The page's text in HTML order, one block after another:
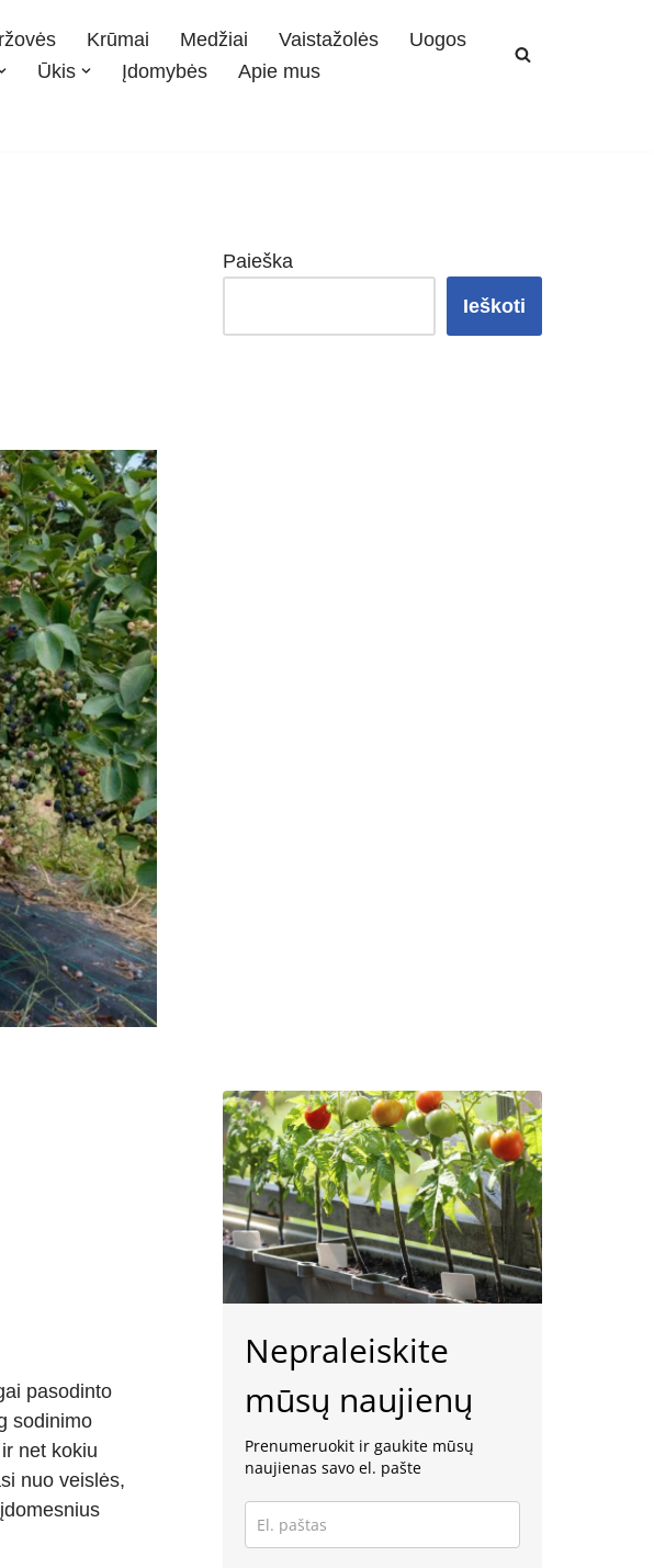
Krūmai Medžiai Vaistažolės
Uogos
Ūkis Įdomybės Apie mus
pasodinto
sodinimo
ir net kokiu
nuo veislės,
Paieška
Ieškoti
Nepraleiskite
mūsų naujienų
Prenumeruokit ir gaukite mūsų
naujienas savo el. pašte